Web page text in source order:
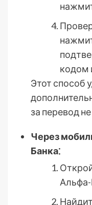
кодом
Этот способ
за перевод
Через
Банка⁚